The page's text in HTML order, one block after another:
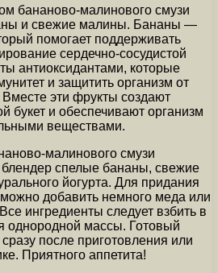
бананово-малинового смузи
и свежие малины. Бананы —
помогает поддерживать
сердечно-сосудистой
антиоксидантами, которые
и защитить организм от
эти фрукты создают
букет и обеспечивают организм
веществами.
малинового смузи
спелые бананы, свежие
йогурта. Для придания
можно добавить немного меда или
ингредиенты следует взбить в
однородной массы. Готовый
после приготовления или
Приятного аппетита!